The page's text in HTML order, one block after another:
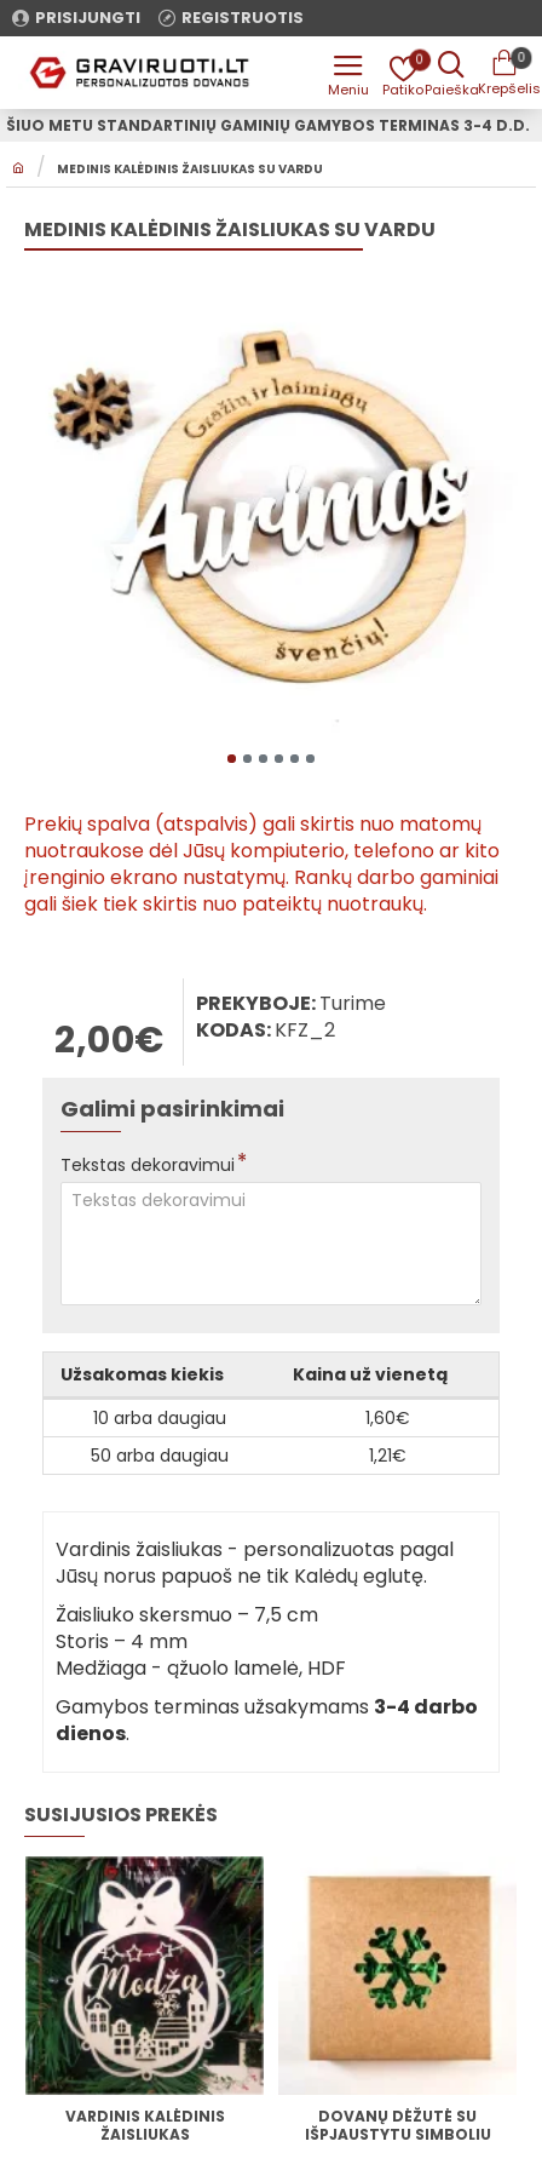
PRISIJUNGTI REGISTRUOTIS
0 0
O
E
MEDINIS KALĖDINIS ŽAISLIUKAS SU VARDU
ŠIUO METU STANDARTINIŲ GAMINIŲ GAMYBOS TERMINAS 3-4 D.D.
MEDINIS KALĖDINIS ŽAISLIUKAS SU VARDU
Prekių spalva (atspalvis) gali skirtis nuo matomų
nuotraukose dėl Jūsų kompiuterio, telefono ar kito
įrenginio ekrano nustatymų. Rankų darbo gaminiai
gali šiek tiek skirtis nuo pateiktų nuotraukų.
2,00€
PREKYBOJE:Turime
KODAS:KFZ_2
Galimi pasirinkimai
Tekstas dekoravimui
Užsakomas kiekis
Kaina už vienetą
10 arba daugiau
1,60€
50 arba daugiau
1,21€
SUSIJUSIOS PREKĖS
VARDINIS KALĖDINIS
ŽAISLIUKAS
DOVANŲ DĖŽUTĖ SU
IŠPJAUSTYTU SIMBOLIU
Vardinis žaisliukas - personalizuotas pagal
Jūsų norus papuoš ne tik Kalėdų eglutę.
Žaisliuko skersmuo – 7,5 cm
Storis – 4 mm
Medžiaga - ąžuolo lamelė, HDF
Gamybos terminas užsakymams 3-4 darbo
dienos.